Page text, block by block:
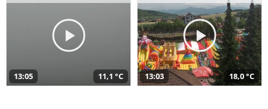
13:05 11,1 °C 13:03 18,0 °C